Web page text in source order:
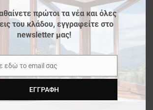
πρώτοι τα νέα και όλες
του κλάδου, εγγραφείτε στο
newsletter μας!
εδώ το email σας
ΕΓΓΡΑΦΉ